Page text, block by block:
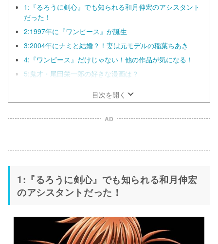
1:『るろうに剣心』でも知られる和月伸宏のアシスタント
だった！
2:1997年に『ワンピース』が誕生
3:2004年にナミと結婚？！妻は元モデルの稲葉ちあき
4:『ワンピース』だけじゃない！他の作品が気になる！
5:鬼才・尾田栄一郎の好きな漫画は？
目次を開く
AD
1:『るろうに剣心』でも知られる和月伸宏
のアシスタントだった！